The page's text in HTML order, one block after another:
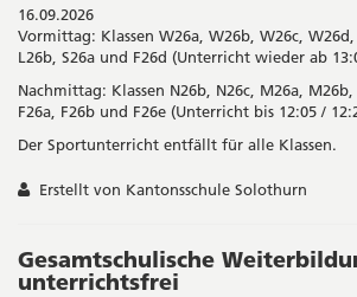
16.09.2026
Vormittag: Klassen W26a, W26b, W26c, W26d,
L26b, S26a und F26d (Unterricht wieder ab
Nachmittag: Klassen N26b, N26c, M26a, M26b,
F26a, F26b und F26e (Unterricht bis 12:05 /
Der Sportunterricht entfällt für alle Klassen.
Erstellt von Kantonsschule Solothurn
Gesamtschulische
unterrichtsfrei